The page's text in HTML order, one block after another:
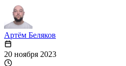
Артём Беляков
20 ноября 2023